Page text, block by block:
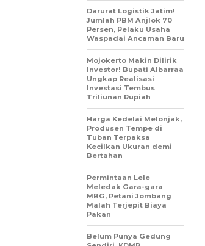
Darurat Logistik Jatim!
Jumlah PBM Anjlok 70
Persen, Pelaku Usaha
Waspadai Ancaman Baru
Mojokerto Makin Dilirik
Investor! Bupati Albarraa
Ungkap Realisasi
Investasi Tembus
Triliunan Rupiah
Harga Kedelai Melonjak,
Produsen Tempe di
Tuban Terpaksa
Kecilkan Ukuran demi
Bertahan
Permintaan Lele
Meledak Gara-gara
MBG, Petani Jombang
Malah Terjepit Biaya
Pakan
Belum Punya Gedung